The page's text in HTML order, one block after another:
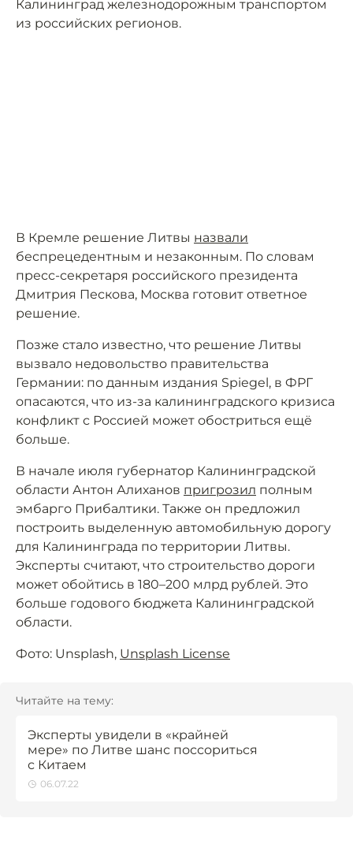
Калининград железнодорожным транспортом
из российских регионов.
В Кремле решение Литвы назвали
беспрецедентным и незаконным. По словам
пресс-секретаря российского президента
Дмитрия Пескова, Москва готовит ответное
решение.
Позже стало известно, что решение Литвы
вызвало недовольство правительства
Германии: по данным издания Spiegel, в ФРГ
опасаются, что из-за калининградского кризиса
конфликт с Россией может обостриться ещё
больше.
В начале июля губернатор Калининградской
области Антон Алиханов пригрозил полным
эмбарго Прибалтики. Также он предложил
построить выделенную автомобильную дорогу
для Калининграда по территории Литвы.
Эксперты считают, что строительство дороги
может обойтись в 180–200 млрд рублей. Это
больше годового бюджета Калининградской
области.
Фото: Unsplash, Unsplash License
Читайте на тему:
Эксперты увидели в «крайней
мере» по Литве шанс поссориться
с Китаем
06.07.22